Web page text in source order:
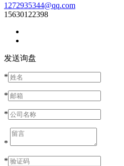
1272935344@qq.com
15630122398
发送询盘
*
*
*
*
*